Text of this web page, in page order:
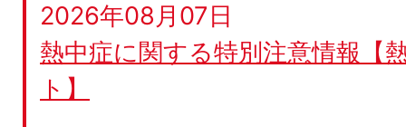
2026年08月07日
熱中症に関する特別注意情報【
ト】